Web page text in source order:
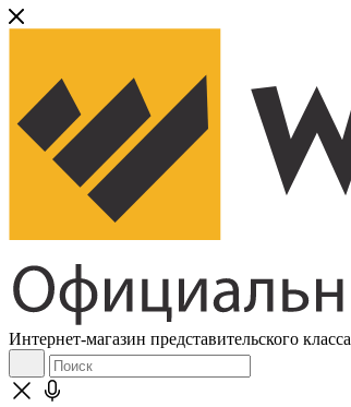
Интернет-магазин представительского класса